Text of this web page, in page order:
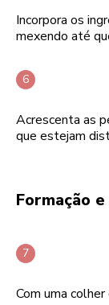
Incorpora os
mexendo até
Acrescenta as
que estejam
Formação
Com uma